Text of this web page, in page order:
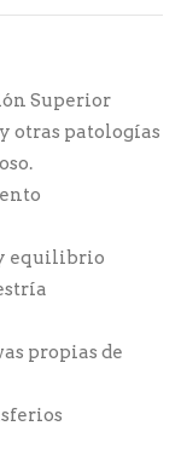
Superior
otras patologías
equilibrio
propias de